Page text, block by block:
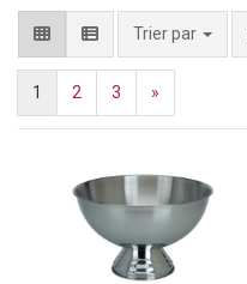
Trier par
1 2 3 »